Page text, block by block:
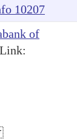
10207
of